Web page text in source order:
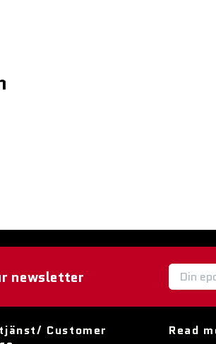
newsletter
Customer
Read